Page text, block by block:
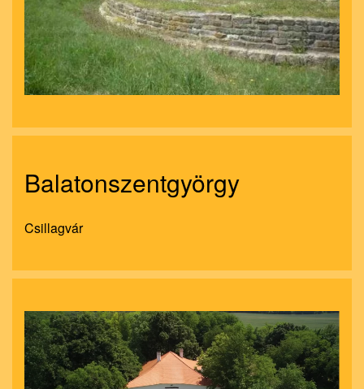
Balatonszentgyörgy
Csillagvár